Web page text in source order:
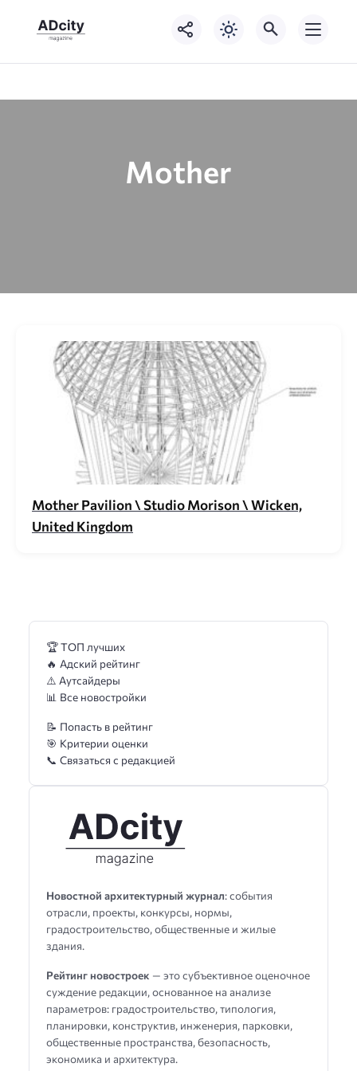
Mother
Mother Pavilion \ Studio Morison \ Wicken,
United Kingdom
Новостной архитектурный журнал: события
отрасли, проекты, конкурсы, нормы,
градостроительство, общественные и жилые
здания.
Рейтинг новостроек — это субъективное оценочное
суждение редакции, основанное на анализе
параметров: градостроительство, типология,
планировки, конструктив, инженерия, парковки,
общественные пространства, безопасность,
экономика и архитектура.
🏆 ТОП лучших
🔥 Адский рейтинг
⚠️ Аутсайдеры
📊 Все новостройки
📝 Попасть в рейтинг
🎯 Критерии оценки
📞 Связаться с редакцией